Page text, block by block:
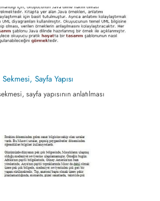
Sayfa Yapısı
sayfa yapısının anlatılması